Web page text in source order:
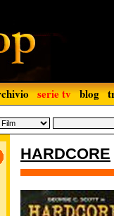
serie tv blog
HARDCORE